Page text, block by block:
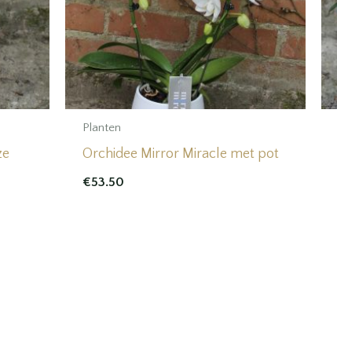
Planten
Orchidee Mirror Miracle met pot
€53.50